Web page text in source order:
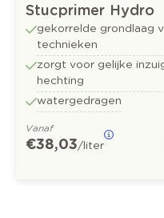
Stucprimer Hydro
gekorrelde grondlaag
technieken
zorgt voor gelijke
hechting
watergedragen
Vanaf
€ 38,03/liter